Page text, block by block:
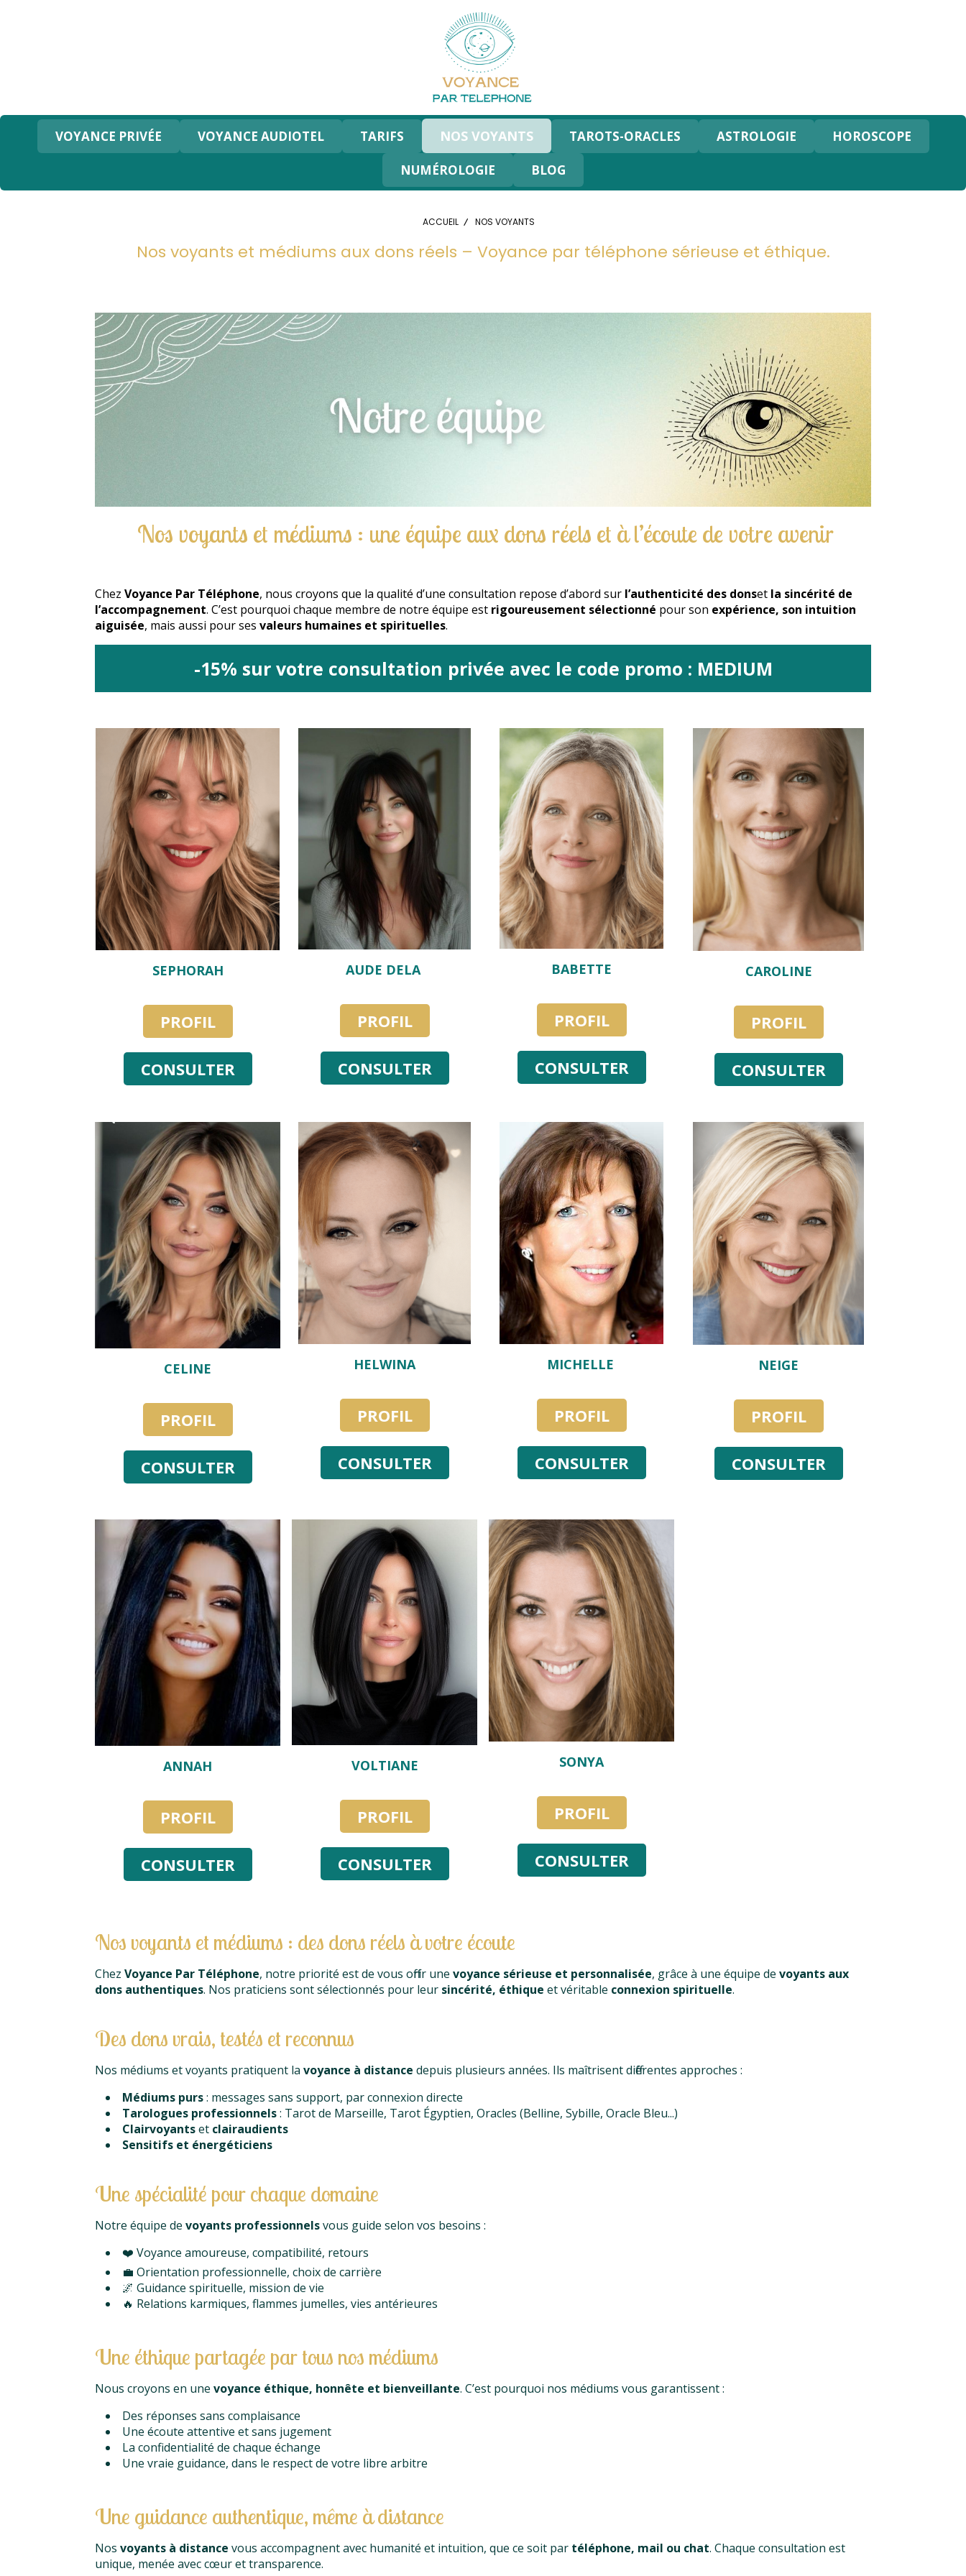
VOYANCE PRIVÉE VOYANCE AUDIOTEL TARIFS NOS VOYANTS TAROTS-ORACLES ASTROLOGIE HOROSCOPE
NUMÉROLOGIE BLOG
ACCUEIL NOS VOYANTS
Nos voyants et médiums aux dons réels – Voyance par téléphone sérieuse et éthique.
Nos voyants et médiums : une équipe aux dons réels et à l’écoute de votre avenir
Chez Voyance Par Téléphone, nous croyons que la qualité d’une consultation repose d’abord sur l’authenticité des donset la sincérité de
l’accompagnement. C’est pourquoi chaque membre de notre équipe est rigoureusement sélectionné pour son expérience, son intuition
aiguisée, mais aussi pour ses valeurs humaines et spirituelles.
-15% sur votre consultation privée avec le code promo : MEDIUM
SEPHORAH
PROFIL
CONSULTER
AUDE DELA
PROFIL
CONSULTER
BABETTE
PROFIL
CONSULTER
CAROLINE
PROFIL
CONSULTER
CELINE
PROFIL
CONSULTER
HELWINA
PROFIL
CONSULTER
MICHELLE
PROFIL
CONSULTER
NEIGE
PROFIL
CONSULTER
ANNAH
PROFIL
CONSULTER
VOLTIANE
PROFIL
CONSULTER
SONYA
PROFIL
CONSULTER
Nos voyants et médiums : des dons réels à votre écoute
Chez Voyance Par Téléphone, notre priorité est de vous offrir une voyance sérieuse et personnalisée, grâce à une équipe de voyants aux
dons authentiques. Nos praticiens sont sélectionnés pour leur sincérité, éthique et véritable connexion spirituelle.
Des dons vrais, testés et reconnus
Nos médiums et voyants pratiquent la voyance à distance depuis plusieurs années. Ils maîtrisent différentes approches :
Médiums purs: messages sans support, par connexion directe
Tarologues professionnels: Tarot de Marseille, Tarot Égyptien, Oracles (Belline, Sybille, Oracle Bleu...)
Clairvoyantset clairaudients
Sensitifs et énergéticiens
Une spécialité pour chaque domaine
Notre équipe de voyants professionnelsvous guide selon vos besoins :
❤️ Voyance amoureuse, compatibilité, retours
💼 Orientation professionnelle, choix de carrière
🌌 Guidance spirituelle, mission de vie
🔥 Relations karmiques, flammes jumelles, vies antérieures
Une éthique partagée par tous nos médiums
Nous croyons en une voyance éthique, honnête et bienveillante. C’est pourquoi nos médiums vous garantissent :
Des réponses sans complaisance
Une écoute attentive et sans jugement
La confidentialité de chaque échange
Une vraie guidance, dans le respect de votre libre arbitre
Une guidance authentique, même à distance
Nos voyants à distance vous accompagnent avec humanité et intuition, que ce soit par téléphone, mail ou chat. Chaque consultation est
unique, menée avec cœur et transparence.